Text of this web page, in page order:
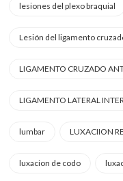
lesiones del plexo braquial
Lesión del ligamento
LIGAMENTO CRUZADO
LIGAMENTO LATERAL
lumbar LUXACIION
luxacion de codo